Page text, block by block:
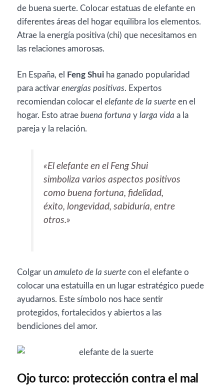
de buena suerte. Colocar estatuas de elefante en
diferentes áreas del hogar equilibra los elementos.
Atrae la energía positiva (chi) que necesitamos en
las relaciones amorosas.
En España, el Feng Shui ha ganado popularidad
para activar energías positivas. Expertos
recomiendan colocar el elefante de la suerte en el
hogar. Esto atrae buena fortuna y larga vida a la
pareja y la relación.
«El elefante en el Feng Shui
simboliza varios aspectos positivos
comobuena fortuna, fidelidad,
éxito, longevidad, sabiduría, entre
otros.»
Colgar un amuleto de la suerte con el elefante o
colocar una estatuilla en un lugar estratégico puede
ayudarnos. Este símbolo nos hace sentir
protegidos, fortalecidos y abiertos a las
bendiciones del amor.
Ojo turco: protección contra el mal